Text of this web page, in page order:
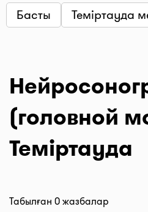
Басты Теміртауда
(головной
Теміртауда
Табылған 0 жазбалар